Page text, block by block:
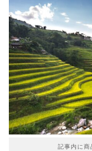
記事内に商